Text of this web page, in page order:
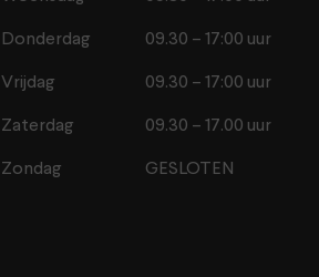
Donderdag 09.30 – 17:00 uur
Vrijdag 09.30 – 17:00 uur
Zaterdag 09.30 – 17.00 uur
Zondag GESLOTEN